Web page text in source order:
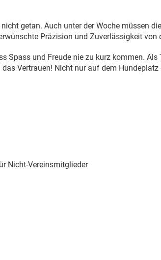
getan. Auch unter der Woche müssen
Präzision und Zuverlässigkeit von
Spass und Freude nie zu kurz kommen. Als
Vertrauen! Nicht nur auf dem
Nicht-Vereinsmitglieder